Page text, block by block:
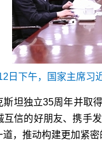
日下午，国家主席习
斯坦独立35周年并取
互信的好朋友、携手
，推动构建更加紧